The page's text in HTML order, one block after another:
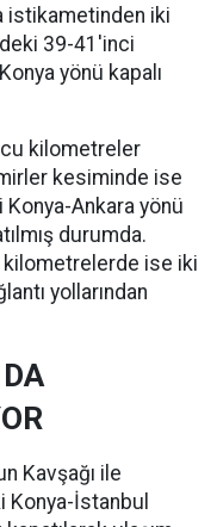
istikametinden iki
39-41'inci
yönü kapalı
kilometreler
kesiminde ise
Ankara yönü
durumda.
ise iki
yollarından
Kavşağı ile
Konya-İstanbul